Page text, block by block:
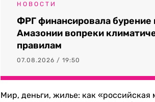
НОВОСТИ
ФРГ финансировала бурение
Амазонии вопреки
правилам
07.08.2026 / 19:50
Мир, деньги, жилье: как «российская